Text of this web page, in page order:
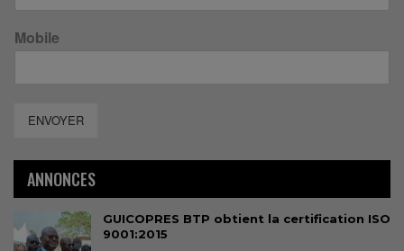
Mobile
ENVOYER
ANNONCES
GUICOPRES BTP obtient la certification ISO
9001:2015